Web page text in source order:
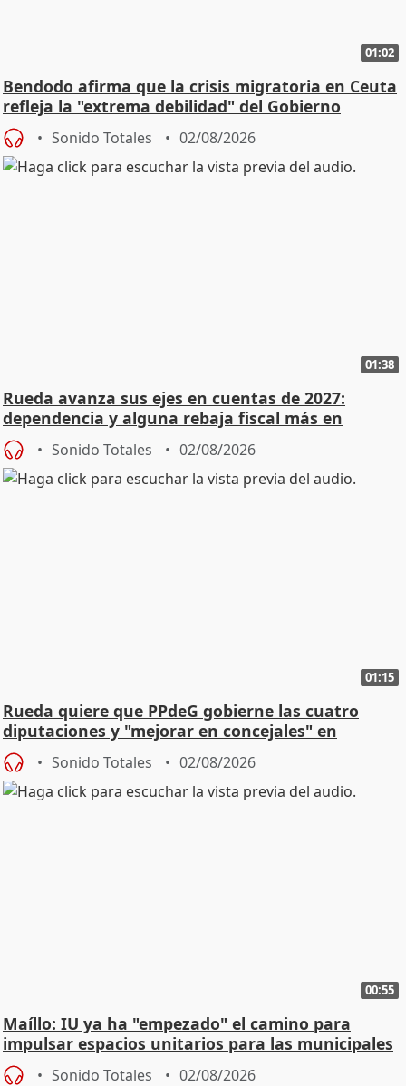
01:02
Bendodo afirma que la crisis migratoria en Ceuta
refleja la "extrema debilidad" del Gobierno
Sonido Totales 02/08/2026
01:38
Rueda avanza sus ejes en cuentas de 2027:
dependencia y alguna rebaja fiscal más en
vivienda
Sonido Totales 02/08/2026
01:15
Rueda quiere que PPdeG gobierne las cuatro
diputaciones y "mejorar en concejales" en
ciudades
Sonido Totales 02/08/2026
00:55
Maíllo: IU ya ha "empezado" el camino para
impulsar espacios unitarios para las municipales
Sonido Totales 02/08/2026